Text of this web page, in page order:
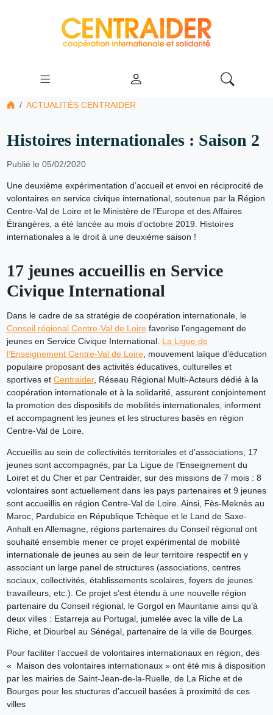
ACTUALITÉS CENTRAIDER
Histoires internationales : Saison 2
Publié le 05/02/2020
Une deuxième expérimentation d’accueil et envoi en réciprocité de
volontaires en service civique international, soutenue par la Région
Centre-Val de Loire et le Ministère de l’Europe et des Affaires
Étrangères, a été lancée au mois d’octobre 2019. Histoires
internationales a le droit à une deuxième saison !
17 jeunes accueillis en Service
Civique International
Dans le cadre de sa stratégie de coopération internationale, le
Conseil régional Centre-Val de Loirefavorise l’engagement de
jeunes en Service Civique International. La Ligue de
l’Enseignement Centre-Val de Loire, mouvement laïque d’éducation
populaire proposant des activités éducatives, culturelles et
sportives et Centraider, Réseau Régional Multi-Acteurs dédié à la
coopération internationale et à la solidarité, assurent conjointement
la promotion des dispositifs de mobilités internationales, informent
et accompagnent les jeunes et les structures basés en région
Centre-Val de Loire.
Accueillis au sein de collectivités territoriales et d’associations, 17
jeunes sont accompagnés, par La Ligue de l’Enseignement du
Loiret et du Cher et par Centraider, sur des missions de 7 mois : 8
volontaires sont actuellement dans les pays partenaires et 9 jeunes
sont accueillis en région Centre-Val de Loire. Ainsi, Fès-Meknès au
Maroc, Pardubice en République Tchèque et le Land de Saxe-
Anhalt en Allemagne, régions partenaires du Conseil régional ont
souhaité ensemble mener ce projet expérimental de mobilité
internationale de jeunes au sein de leur territoire respectif en y
associant un large panel de structures (associations, centres
sociaux, collectivités, établissements scolaires, foyers de jeunes
travailleurs, etc.). Ce projet s’est étendu à une nouvelle région
partenaire du Conseil régional, le Gorgol en Mauritanie ainsi qu’à
deux villes : Estarreja au Portugal, jumelée avec la ville de La
Riche, et Diourbel au Sénégal, partenaire de la ville de Bourges.
Pour faciliter l’accueil de volontaires internationaux en région, des
« Maison des volontaires internationaux » ont été mis à disposition
par les mairies de Saint-Jean-de-la-Ruelle, de La Riche et de
Bourges pour les stuctures d’accueil basées à proximité de ces
villes